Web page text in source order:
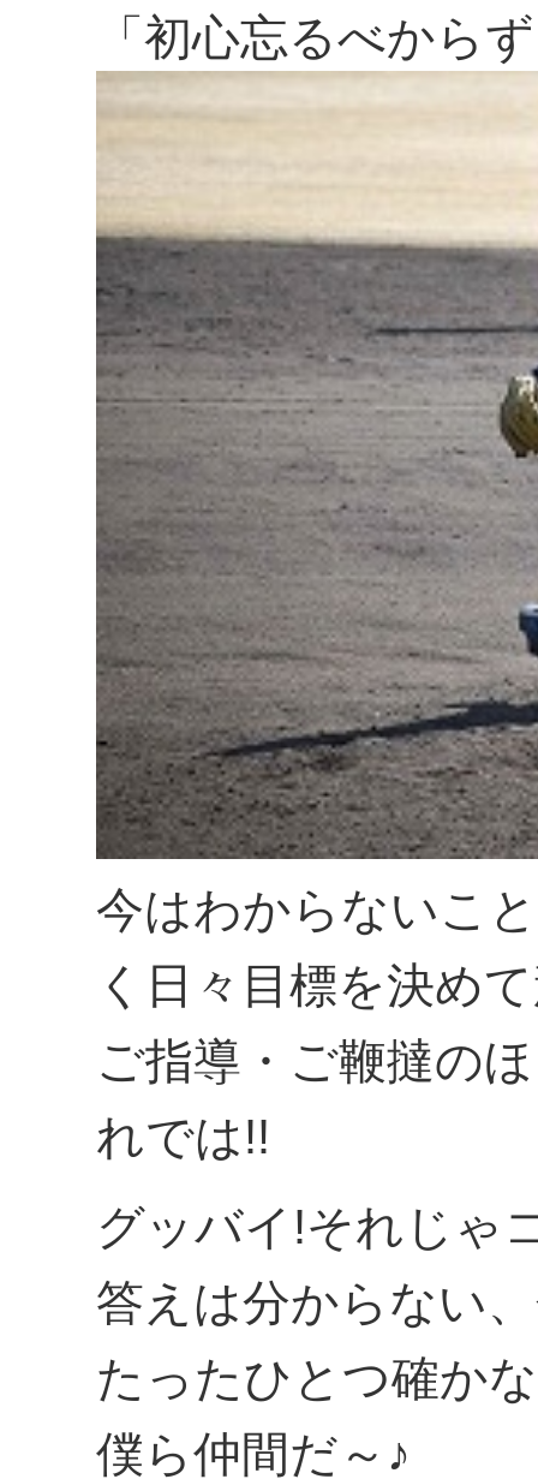
「初心忘るべから
今はわからないこ
く日々目標を決め
ご指導・ご鞭撻の
れでは!!
グッバイ!それじゃ
答えは分からない
たったひとつ確か
僕ら仲間だ～♪